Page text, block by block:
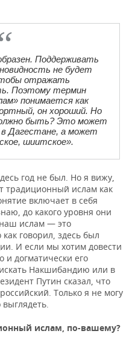
Поддерживать
не будет
отражать
Поэтому термин
понимается как
он хороший. Но
быть? Это может
Дагестане, а может
шиитское».
год не был. Но я вижу,
традиционный ислам как
включает в себя
до какого уровня они
наш ислам — это
говорил, здесь был
И если мы хотим довести
и догматически его
Накшибандию или в
Путин сказал, что
Только я не могу
ислам, по-вашему?